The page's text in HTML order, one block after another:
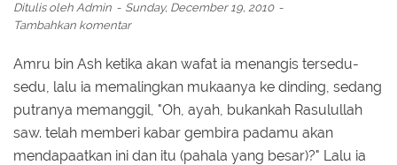
Ditulis oleh Admin
Sunday, December 19, 2010
Tambahkan komentar
Amru bin Ash ketika akan wafat ia menangis tersedu-
sedu, lalu ia memalingkan mukaanya ke dinding, sedang
putranya memanggil, "Oh, ayah, bukankah Rasulullah
saw. telah memberi kabar gembira padamu akan
mendapaatkan ini dan itu (pahala yang besar)?" Lalu ia